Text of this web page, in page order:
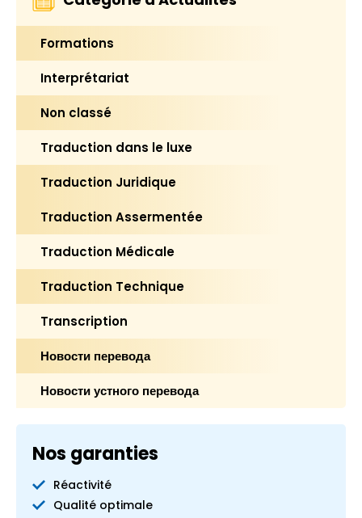
Formations
Interprétariat
Non classé
Traduction dans le luxe
Traduction Juridique
Traduction Assermentée
Traduction Médicale
Traduction Technique
Transcription
Новости перевода
Новости устного перевода
Nos garanties
Réactivité
Qualité optimale